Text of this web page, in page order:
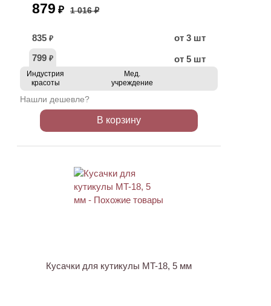
879 ₽ 1 016 ₽
835 ₽
от 3 шт
799 ₽ от 5 шт
Индустрия
красоты
Мед.
учреждение
Нашли дешевле?
В корзину
Кусачки для кутикулы MT-18, 5 мм